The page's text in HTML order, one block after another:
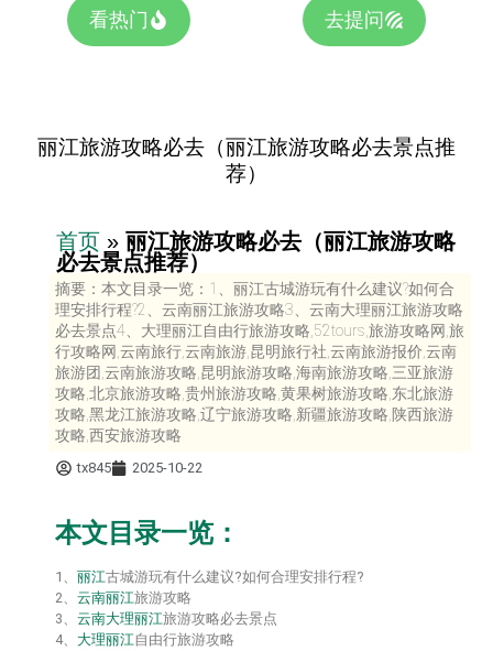
看热门 去提问
丽江旅游攻略必去（丽江旅游攻略必去景点推
荐）
首页 » 丽江旅游攻略必去（丽江旅游攻略
必去景点推荐）
摘要：本文目录一览：1、丽江古城游玩有什么建议?如何合
理安排行程?2、云南丽江旅游攻略3、云南大理丽江旅游攻略
必去景点4、大理丽江自由行旅游攻略,52tours,旅游攻略网,旅
行攻略网,云南旅行,云南旅游,昆明旅行社,云南旅游报价,云南
旅游团,云南旅游攻略,昆明旅游攻略,海南旅游攻略,三亚旅游
攻略,北京旅游攻略,贵州旅游攻略,黄果树旅游攻略,东北旅游
攻略,黑龙江旅游攻略,辽宁旅游攻略,新疆旅游攻略,陕西旅游
攻略,西安旅游攻略
tx845 2025-10-22
本文目录一览：
1、 丽江古城游玩有什么建议?如何合理安排行程?
2、 云南丽江旅游攻略
3、 云南大理丽江旅游攻略必去景点
4、 大理丽江自由行旅游攻略